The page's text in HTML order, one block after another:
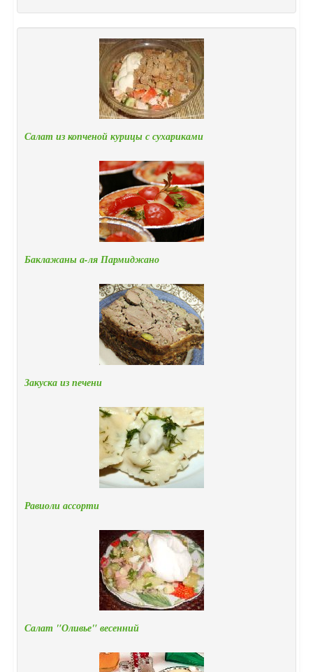
Салат из копченой курицы с сухариками
Баклажаны а-ля Пармиджано
Закуска из печени
Равиоли ассорти
Салат "Оливье" весенний